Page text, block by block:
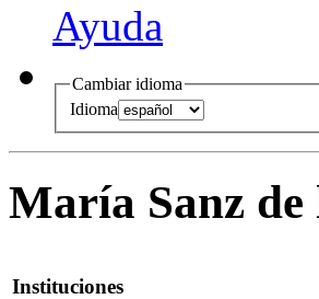
Ayuda
Cambiar idioma
Idioma
María Sanz de
Instituciones